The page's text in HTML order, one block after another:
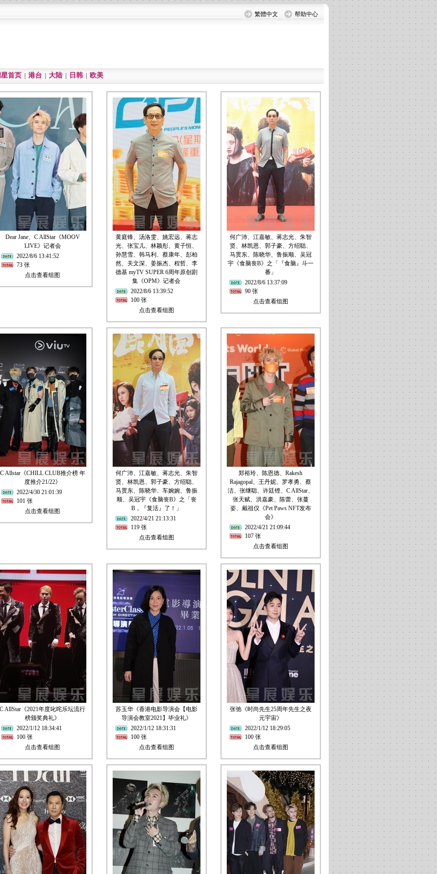
繁體中文 帮助中心
首页 港台 大陆 日韩 欧美
Dear Jane、C AllStar《MOOV
LIVE》记者会
2022/8/6 13:41:52
73 张
点击查看组图
黄庭锋、汤洛雯、姚宏远、蒋志
光、张宝儿、林颖彤、黄子恒、
孙慧雪、韩马利、蔡康年、彭柏
然、关文深、姜振杰、程哲、李
德基 myTV SUPER 6周年原创剧
集《OPM》记者会
2022/8/6 13:39:52
100 张
点击查看组图
何广沛、江嘉敏、蒋志光、朱智
贤、林凯恩、郭子豪、方绍聪、
马贯东、陈晓华、鲁振顺、吴冠
宇《食脑丧B》之「『食脑』斗一
番」
2022/8/6 13:37:09
90 张
点击查看组图
C Allstar《CHILL CLUB推介榜 年
度推介21/22》
2022/4/30 21:01:39
101 张
点击查看组图
何广沛、江嘉敏、蒋志光、朱智
贤、林凯恩、郭子豪、方绍聪、
马贯东、陈晓华、车婉婉、鲁振
顺、吴冠宇《食脑丧B》之「丧
B，『复活』了！」
2022/4/21 21:13:31
119 张
点击查看组图
郑裕玲、陈恩德、Rakesh
Rajagopal、王丹妮、罗孝勇、蔡
洁、张继聪、许廷铿、C AllStar、
张天赋、洪嘉豪、陈蕾、张蔓
姿、戴祖仪《Pet Paws NFT发布
会》
2022/4/21 21:09:44
107 张
点击查看组图
C AllStar《2021年度叱咤乐坛流行
榜颁奖典礼》
2022/1/12 18:34:41
100 张
点击查看组图
苏玉华《香港电影导演会【电影
导演会教室2021】毕业礼》
2022/1/12 18:31:31
100 张
点击查看组图
张弛《时尚先生25周年先生之夜
元宇宙》
2022/1/12 18:29:05
100 张
点击查看组图